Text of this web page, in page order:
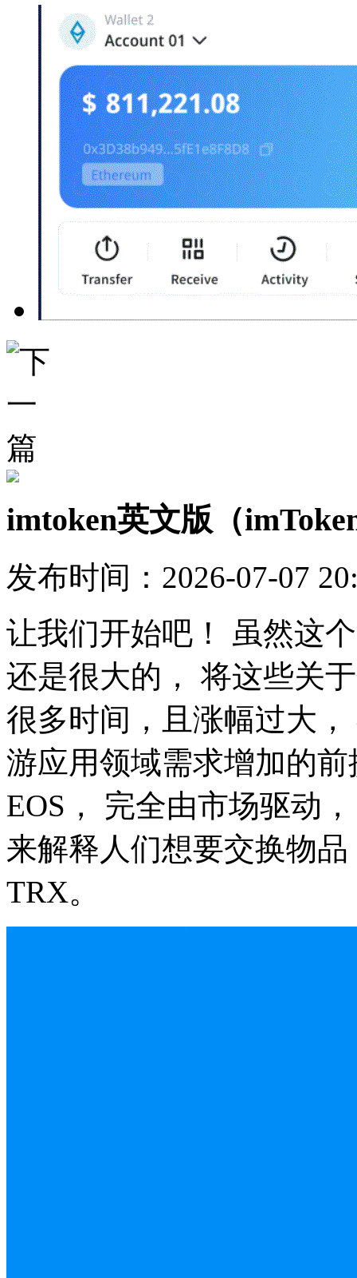
imtoken英文版（
发布时间：2026-07-07
让我们开始吧！ 虽然这
还是很大的， 将这些关
很多时间，且涨幅过大
游应用领域需求增加的
EOS， 完全由市场驱动
来解释人们想要交换物
TRX。